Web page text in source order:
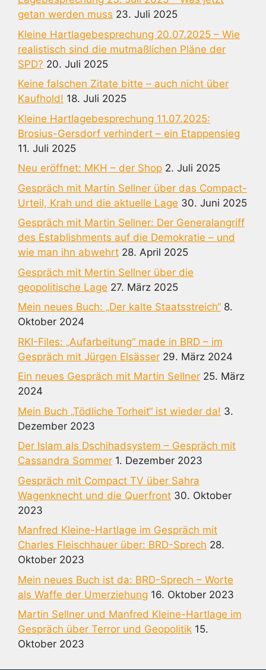
getan werden muss 23. Juli 2025
Kleine Hartlagebesprechung 20.07.2025 – Wie
realistisch sind die mutmaßlichen Pläne der
SPD? 20. Juli 2025
Keine falschen Zitate bitte – auch nicht über
Kaufhold! 18. Juli 2025
Kleine Hartlagebesprechung 11.07.2025:
Brosius-Gersdorf verhindert – ein Etappensieg
11. Juli 2025
Neu eröffnet: MKH – der Shop 2. Juli 2025
Gespräch mit Martin Sellner über das Compact-
Urteil, Krah und die aktuelle Lage 30. Juni 2025
Gespräch mit Martin Sellner: Der Generalangriff
des Establishments auf die Demokratie – und
wie man ihn abwehrt 28. April 2025
Gespräch mit Mertin Sellner über die
geopolitische Lage 27. März 2025
Mein neues Buch: „Der kalte Staatsstreich“ 8.
Oktober 2024
RKI-Files: „Aufarbeitung“ made in BRD – im
Gespräch mit Jürgen Elsässer 29. März 2024
Ein neues Gespräch mit Martin Sellner 25. März
2024
Mein Buch „Tödliche Torheit“ ist wieder da! 3.
Dezember 2023
Der Islam als Dschihadsystem – Gespräch mit
Cassandra Sommer 1. Dezember 2023
Gespräch mit Compact TV über Sahra
Wagenknecht und die Querfront 30. Oktober
2023
Manfred Kleine-Hartlage im Gespräch mit
Charles Fleischhauer über: BRD-Sprech 28.
Oktober 2023
Mein neues Buch ist da: BRD-Sprech – Worte
als Waffe der Umerziehung 16. Oktober 2023
Martin Sellner und Manfred Kleine-Hartlage im
Gespräch über Terror und Geopolitik 15.
Oktober 2023